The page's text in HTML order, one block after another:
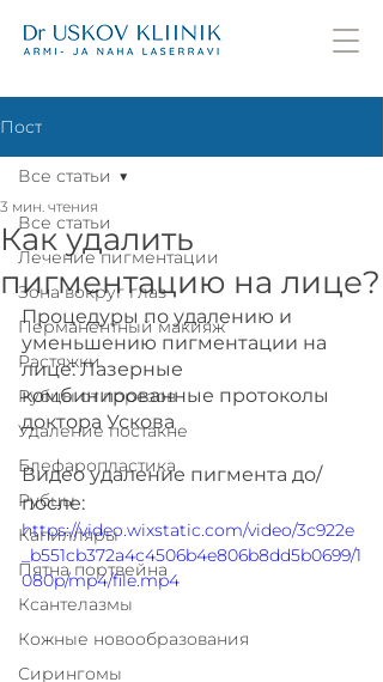
Пост
Все статьи
Лечение пигментации
Зона вокруг глаз
Перманентный макияж
Растяжки
Рубцы от порезов
Удаление постакне
Блефаропластика
Рубцы
Капилляры
Пятна портвейна
Ксантелазмы
Кожные новообразования
Сирингомы
Все статьи
Как удалить
пигментацию на лице?
3 мин. чтения
Процедуры по удалению и
уменьшению пигментации на
лице: Лазерные
комбинированные протоколы
доктора Ускова
Видео удаление пигмента до/
после:
https://video.wixstatic.com/video/3c922e
_b551cb372a4c4506b4e806b8dd5b0699/1
080p/mp4/file.mp4